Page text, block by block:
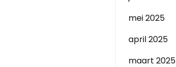
mei 2025
april 2025
maart 2025